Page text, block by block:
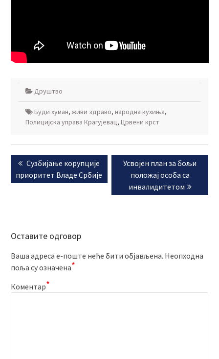
Друштво
Буди хуман, живи здраво, народна кухиња,
Полицијска управа Крагујевац, Црвени крст
Кретање
чланка
Previous
post:
Сузбијање корупције
приоритет Владе Србије
Next
post:
Усвојен план за бољи
положај особа са
инвалидитетом
Оставите одговор
Ваша адреса е-поште неће бити објављена. Неопходна
поља су означена*
Коментар*